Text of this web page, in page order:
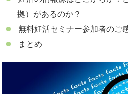
拠）があるのか？
無料妊活セミナー参加者のご
まとめ